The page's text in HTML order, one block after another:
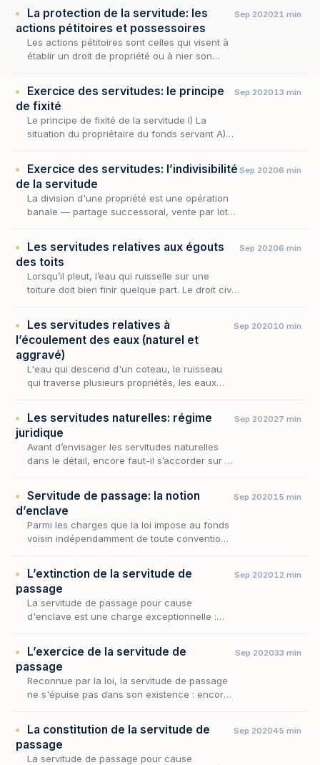
La protection de la servitude: les
actions pétitoires et possessoires
Les actions pétitoires sont celles qui visent à
établir un droit de propriété ou à nier son
Sep 202021 min
Exercice des servitudes: le principe
de fixité
Le principe de fixité de la servitude I) La
situation du propriétaire du fonds servant A)
P…
Sep 202013 min
Exercice des servitudes: l’indivisibilité
de la servitude
La division d'une propriété est une opération
banale — partage successoral, vente par lots,
Sep 20206 min
Les servitudes relatives aux égouts
des toits
Lorsqu’il pleut, l’eau qui ruisselle sur une
toiture doit bien finir quelque part. Le droit civil
Sep 20206 min
Les servitudes relatives à
l’écoulement des eaux (naturel et
aggravé)
L'eau qui descend d'un coteau, le ruisseau
qui traverse plusieurs propriétés, les eaux
i…
Sep 202010 min
Les servitudes naturelles: régime
juridique
Avant d’envisager les servitudes naturelles
dans le détail, encore faut-il s’accorder sur la
Sep 202027 min
Servitude de passage: la notion
d’enclave
Parmi les charges que la loi impose au fonds
voisin indépendamment de toute convention,
des…
Sep 202015 min
L’extinction de la servitude de
passage
La servitude de passage pour cause
d'enclave est une charge exceptionnelle :
fonds de son v…
Sep 202012 min
L’exercice de la servitude de
passage
Reconnue par la loi, la servitude de passage
ne s'épuise pas dans son existence : encore
fonds…
Sep 202033 min
La constitution de la servitude de
passage
La servitude de passage pour cause
Sep 202045 min